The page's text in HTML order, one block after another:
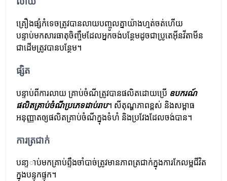
គ្រឿងផ្សំកំទេចត្រូវបានលាយបញ្ចូលគ្នាយ៉ាងហ្មត់ចត់ហើយ
បន្ទាប់មកសារធាតុចិញ្ចឹមដែលអ្នកចង់បន្ថែមដូចជាប្រូតេអ៊ីនវីតាមីន
ជាដើមត្រូវបានបន្ថែម។
ផ្សិត
បន្ទាប់​ពី​ការ​លាយ គ្រាប់​ចំណី​ត្រូវ​បាន​ផលិត​ដោយ​ប្រើ​ ឧបករណ៍​
ផលិត​គ្រាប់​ចំណី​ប្រភេទ​ដាប់​រាប។ សីតុណ្ហភាព​ខ្ពស់​ និង​សម្ពាធ​
អនុញ្ញាត​ឲ្យ​ផលិត​គ្រាប់​ចំណី​ក្នុង​ទំហំ និង​ប្រវែង​ដែល​ចង់​បាន។
ការត្រជាក់
បនា្ទាប់មកគ្រាប់ព្ទឹងចាំបាច់ត្រូវមានភាពត្រជាក់ក្នុងការកែលម្អជីវិត
ក្នុងបន្ទុកផ្ទុក។